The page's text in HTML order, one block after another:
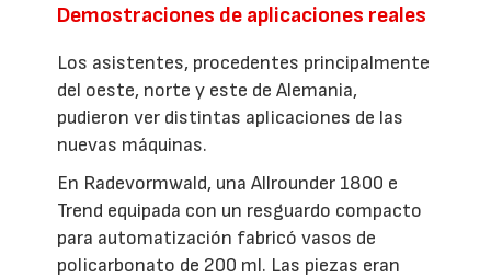
Demostraciones de aplicaciones reales
Los asistentes, procedentes principalmente
del oeste, norte y este de Alemania,
pudieron ver distintas aplicaciones de las
nuevas máquinas.
En Radevormwald, una Allrounder 1800 e
Trend equipada con un resguardo compacto
para automatización fabricó vasos de
policarbonato de 200 ml. Las piezas eran